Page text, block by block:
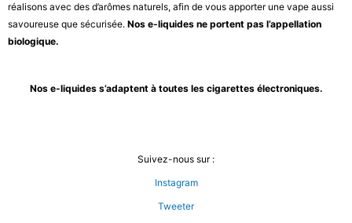
réalisons avec des d’arômes naturels, afin de vous apporter une vape aussi
savoureuse que sécurisée. Nos e-liquides ne portent pas l’appellation
biologique.
Nos e-liquides s’adaptent à toutes les cigarettes électroniques.
Suivez-nous sur :
Instagram
Tweeter